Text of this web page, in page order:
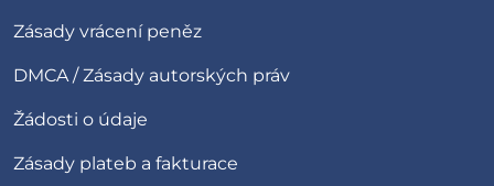
Zásady vrácení peněz
DMCA / Zásady autorských práv
Žádosti o údaje
Zásady plateb a fakturace